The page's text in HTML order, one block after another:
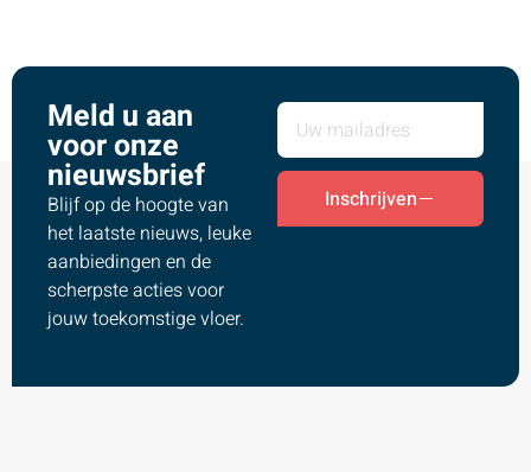
Meld u aan
voor onze
nieuwsbrief
Blijf op de hoogte van
het laatste nieuws, leuke
aanbiedingen en de
scherpste acties voor
jouw toekomstige vloer.
Inschrijven